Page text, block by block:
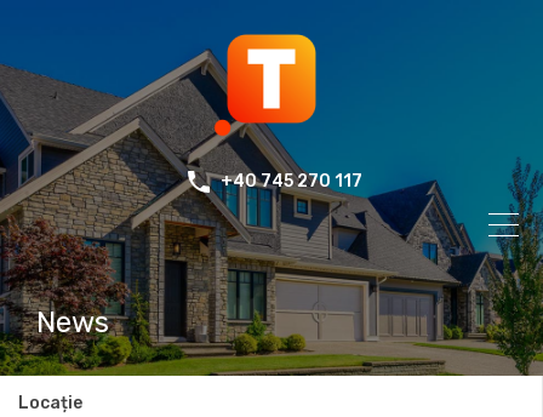
+40 745 270 117
News
Locație